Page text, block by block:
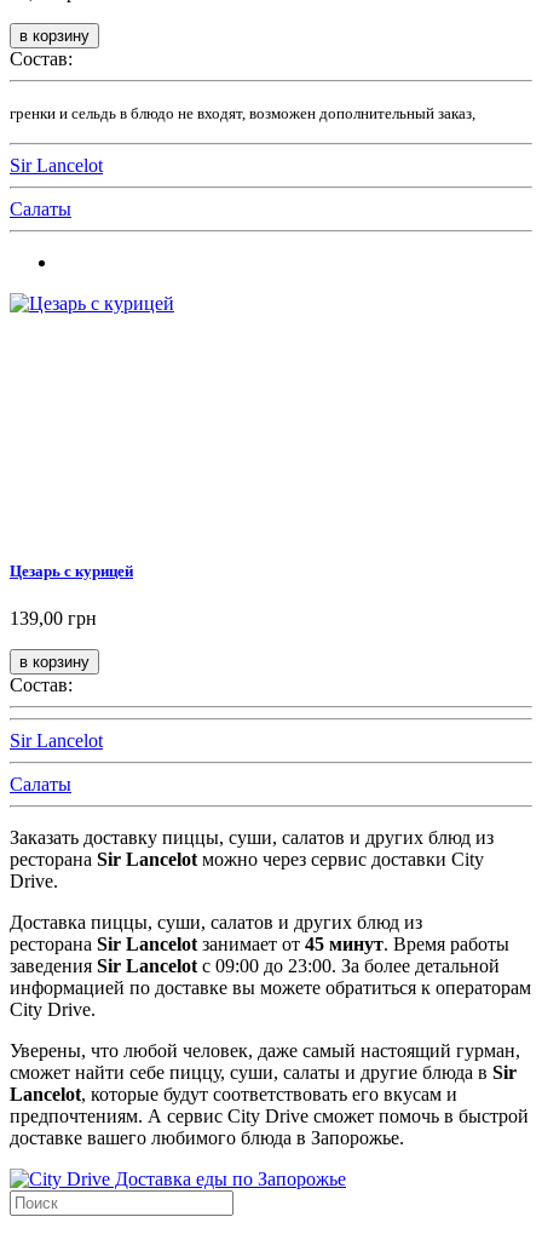
Состав:
гренки и сельдь в блюдо не входят, возможен дополнительный заказ,
Sir Lancelot
Салаты
Цезарь с курицей
139,00 грн
Состав:
Sir Lancelot
Салаты
Заказать доставку пиццы, суши, салатов и других блюд из
ресторана Sir Lancelot можно через сервис доставки City
Drive.
Доставка пиццы, суши, салатов и других блюд из
ресторана Sir Lancelot занимает от 45 минут. Время работы
заведения Sir Lancelot с 09:00 до 23:00. За более детальной
информацией по доставке вы можете обратиться к операторам
City Drive.
Уверены, что любой человек, даже самый настоящий гурман,
сможет найти себе пиццу, суши, салаты и другие блюда в Sir
Lancelot, которые будут соответствовать его вкусам и
предпочтениям. А сервис City Drive сможет помочь в быстрой
доставке вашего любимого блюда в Запорожье.